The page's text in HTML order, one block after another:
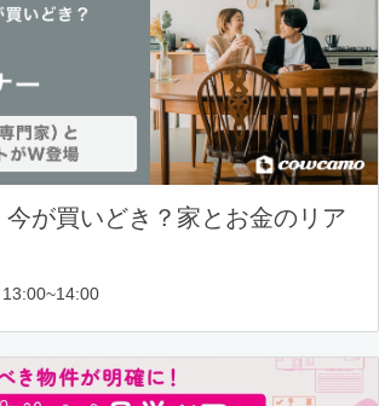
が買いどき？家とお金のリア